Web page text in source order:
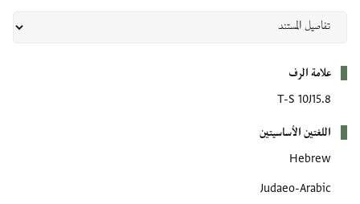
علامة الرف
T-S 10J15.8
اللغتين الأساسيتين
Hebrew
Judaeo-Arabic